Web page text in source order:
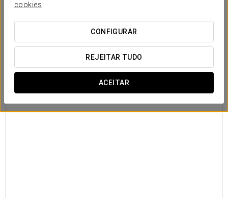
cookies
CONFIGURAR
REJEITAR TUDO
ACEITAR
(mediante solicitação)